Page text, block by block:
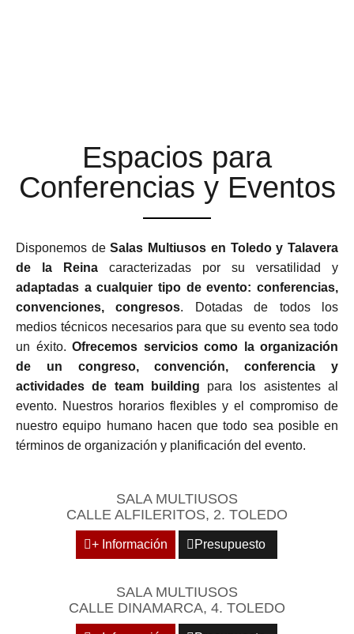
Espacios para
Conferencias y Eventos
Disponemos deSalas Multiusos en Toledo y Talavera
de la Reina caracterizadas por su versatilidad y
adaptadas a cualquier tipo de evento: conferencias,
convenciones, congresos. Dotadas de todos los
medios técnicos necesarios para que su evento sea todo
un éxito. Ofrecemos servicios como la organización
de un congreso, convención, conferencia y
actividades de team building para los asistentes al
evento. Nuestros horarios flexibles y el compromiso de
nuestro equipo humano hacen que todo sea posible en
términos de organización y planificación del evento.
SALA MULTIUSOS
CALLE ALFILERITOS, 2. TOLEDO
+ Información Presupuesto
SALA MULTIUSOS
CALLE DINAMARCA, 4. TOLEDO